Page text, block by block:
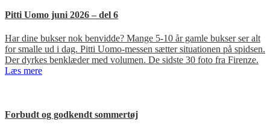
Pitti Uomo juni 2026 – del 6
Har dine bukser nok benvidde? Mange 5-10 år gamle bukser ser alt
for smalle ud i dag. Pitti Uomo-messen sætter situationen på spidsen.
Der dyrkes benklæder med volumen. De sidste 30 foto fra Firenze.
Læs mere
Forbudt og godkendt sommertøj